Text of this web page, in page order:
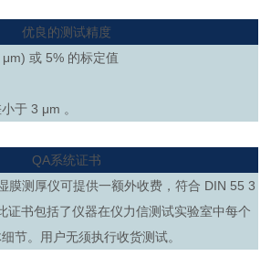
优良的测试精度
或 5% 的标定值
于 3 μm 。
QA系统证书
膜测厚仪可提供一额外收费，符合 DIN 55 3
证书包括了仪器在仪力信测试实验室中每个
节。用户无须执行收货测试。